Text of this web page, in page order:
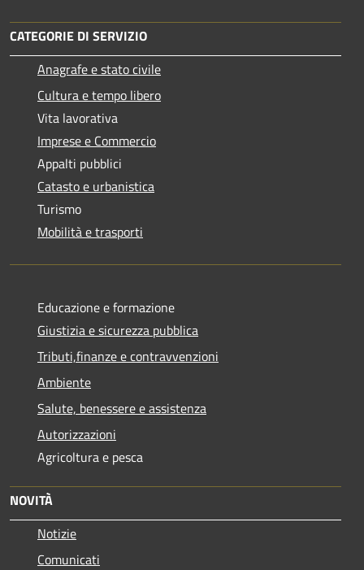
CATEGORIE DI SERVIZIO
Anagrafe e stato civile
Cultura e tempo libero
Vita lavorativa
Imprese e Commercio
Appalti pubblici
Catasto e urbanistica
Turismo
Mobilità e trasporti
Educazione e formazione
Giustizia e sicurezza pubblica
Tributi,finanze e contravvenzioni
Ambiente
Salute, benessere e assistenza
Autorizzazioni
Agricoltura e pesca
NOVITÀ
Notizie
Comunicati